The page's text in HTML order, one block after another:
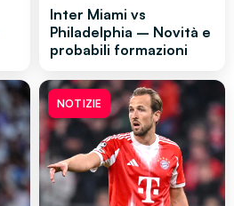
Inter Miami vs
Philadelphia – Novità e
probabili formazioni
NOTIZIE